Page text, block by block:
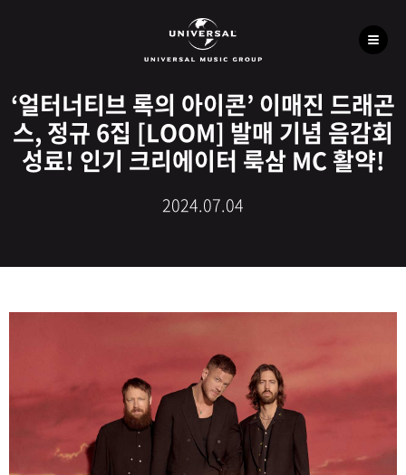
‘얼터너티브 록의 아이콘’ 이매진 드래곤
스, 정규 6집 [LOOM] 발매 기념 음감회
성료! 인기 크리에이터 룩삼 MC 활약!
2024.07.04